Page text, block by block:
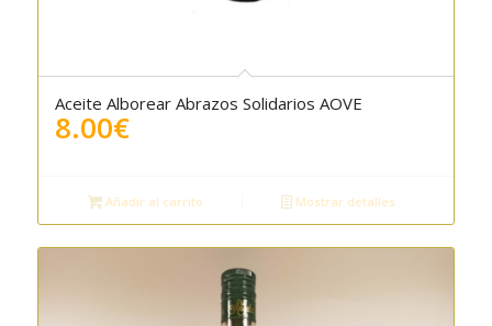
5.00
Aceite Alborear Abrazos Solidarios AOVE
8.00€
Añadir al carrito Mostrar detalles